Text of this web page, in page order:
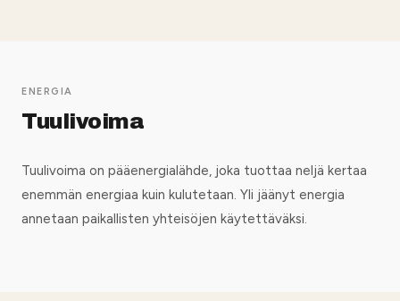
ENERGIA
Tuulivoima
Tuulivoima on pääenergialähde, joka tuottaa neljä kertaa
enemmän energiaa kuin kulutetaan. Yli jäänyt energia
annetaan paikallisten yhteisöjen käytettäväksi.